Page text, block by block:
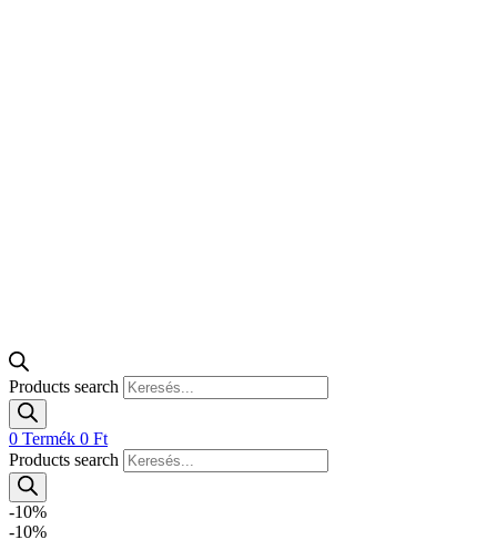
Products search
0 Termék 0 Ft
Products search
-10%
-10%